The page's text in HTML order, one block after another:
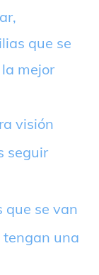
que se
mejor
visión
seguir
que se van
tengan una